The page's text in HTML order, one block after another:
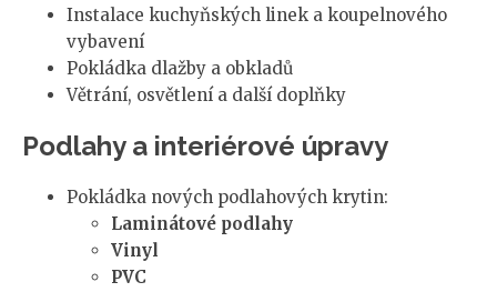
Instalace kuchyňských linek a koupelnového
vybavení
Pokládka dlažby a obkladů
Větrání, osvětlení a další doplňky
Podlahy a interiérové úpravy
Pokládka nových podlahových krytin:
Laminátové podlahy
Vinyl
PVC